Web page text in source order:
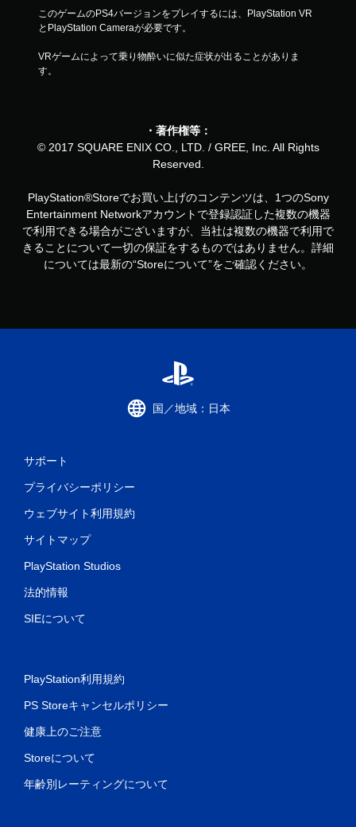
このゲームのPS4バージョンをプレイするには、PlayStation VR
とPlayStation Cameraが必要です。
VRゲームによって乗り物酔いに似た症状が出ることがありま
す。
・著作権等：
© 2017 SQUARE ENIX CO., LTD. / GREE, Inc. All Rights
Reserved.
PlayStation®Storeでお買い上げのコンテンツは、1つのSony
Entertainment Networkアカウントで登録認証した複数の機器
で利用できる場合がございますが、当社は複数の機器で利用で
きることについて一切の保証をするものではありません。詳細
については最新の“Storeについて”をご確認ください。
国／地域：日本
サポート
プライバシーポリシー
ウェブサイト利用規約
サイトマップ
PlayStation Studios
法的情報
SIEについて
PlayStation利用規約
PS Storeキャンセルポリシー
健康上のご注意
Storeについて
年齢別レーティングについて